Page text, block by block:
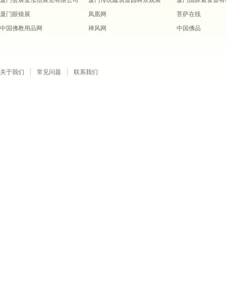
厦门眼镜展
凤凰网
菩萨在线
中国佛教用品网
禅风网 中国佛品
关于我们 常见问题 联系我们